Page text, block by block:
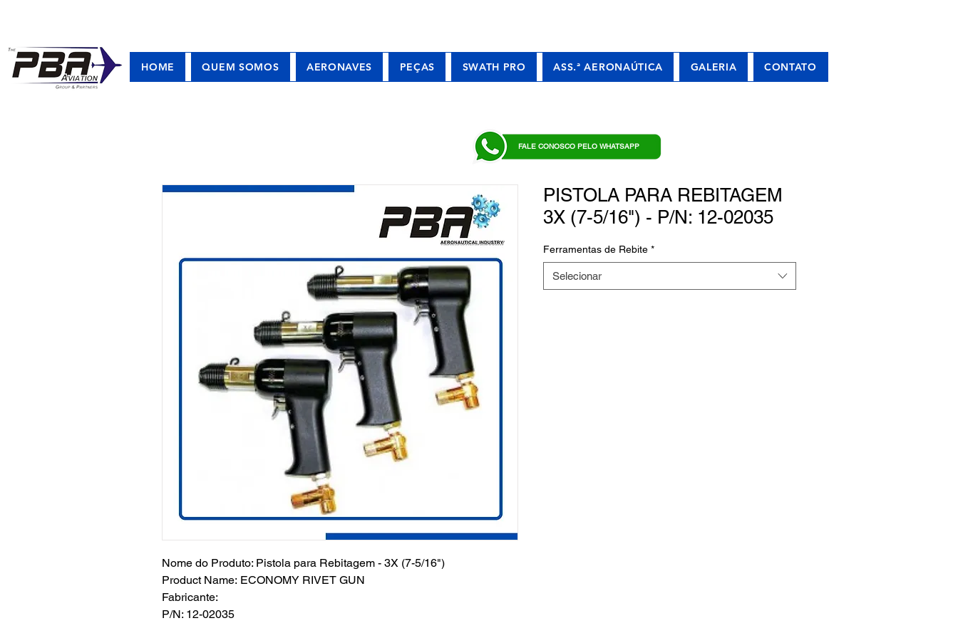
HOME QUEM SOMOS AERONAVES PEÇAS SWATH PRO ASS.ª AERONAÚTICA GALERIA CONTATO
FALE CONOSCO PELO WHATSAPP
Nome do Produto: Pistola para Rebitagem - 3X (7-5/16")
Product Name: ECONOMY RIVET GUN
Fabricante:
P/N: 12-02035
PISTOLA PARA REBITAGEM
3X (7-5/16") - P/N: 12-02035
Ferramentas de Rebite *
Selecionar